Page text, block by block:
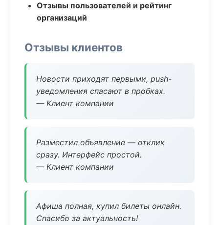
Отзывы пользователей и рейтинг
организаций
Отзывы клиентов
Новости приходят первыми, push-
уведомления спасают в пробках.
— Клиент компании
Разместил объявление — отклик
сразу. Интерфейс простой.
— Клиент компании
Афиша полная, купил билеты онлайн.
Спасибо за актуальность!